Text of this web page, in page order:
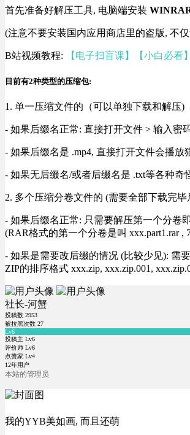
首先准备好解压工具, 电脑端安装
(注意不要安装国内应用商店里的盗版, 不
B站视频教程: 【电子扫盲课】【小白必看
目前有2种类型的压缩包:
1. 单一压缩文件的（可以单独下载和解压)
- 如果后缀名正常: 直接打开文件 > 输入密
- 如果后缀名是 .mp4, 直接打开文件会播
- 如果无后缀名/或者后缀名是 .txt等各种
2. 多个压缩分卷文件的 (需要全部下载完
- 如果后缀名正常: 只需要解压第一个分卷
(RAR格式的第一个分卷是叫 xxx.part1.rar
- 如果是需要改后缀的情况 (比较少见): 需
ZIP的排序格式 xxx.zip, xxx.zip.001,
社长-河蟹
投稿数 2953
被拉黑次数 27
Lv6
投稿主 Lv6
评价师 Lv6
点赞家 Lv4
12年用户
本站的管理员
我的YYB美如画, 而且还萌